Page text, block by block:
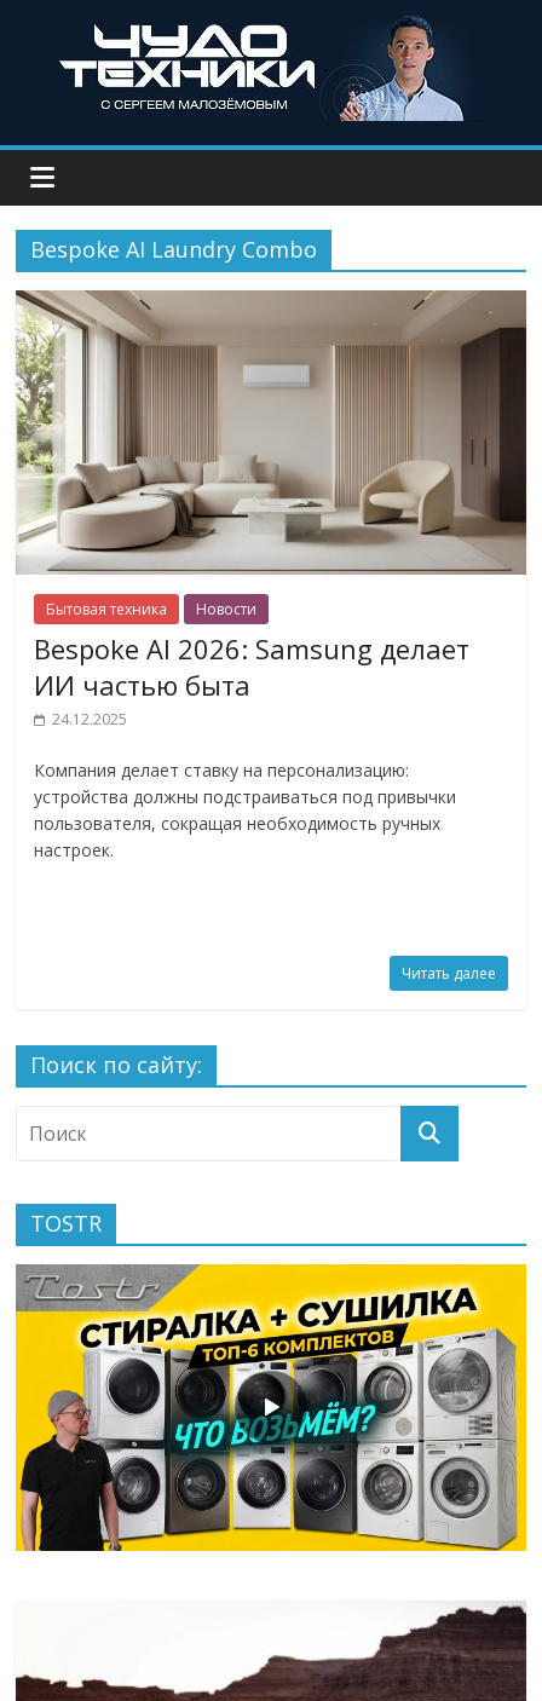
Bespoke AI Laundry Combo
Бытовая техника Новости
Bespoke AI 2026: Samsung делает
ИИ частью быта
24.12.2025
Компания делает ставку на персонализацию:
устройства должны подстраиваться под привычки
пользователя, сокращая необходимость ручных
настроек.
Читать далее
Поиск по сайту:
TOSTR